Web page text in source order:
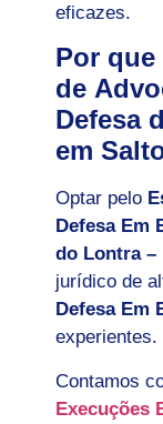
eficazes.
Por
de
Defesa
em
Optar pelo
Defesa Em
do Lontra –
jurídico de
Defesa Em
experientes.
Contamos
Execuções